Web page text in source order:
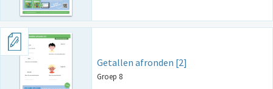
Getallen afronden [2]
Groep 8